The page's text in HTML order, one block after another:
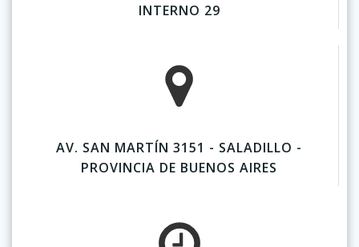
INTERNO 29
AV. SAN MARTÍN 3151 - SALADILLO -
PROVINCIA DE BUENOS AIRES